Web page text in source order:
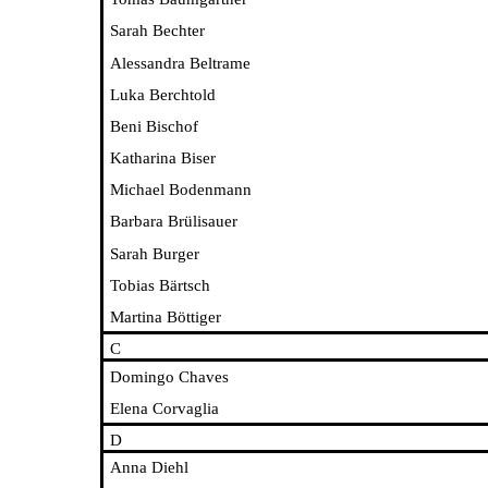
Sarah Bechter
Alessandra Beltrame
Luka Berchtold
Beni Bischof
Katharina Biser
Michael Bodenmann
Barbara Brülisauer
Sarah Burger
Tobias Bärtsch
Martina Böttiger
C
Domingo Chaves
Elena Corvaglia
D
Anna Diehl